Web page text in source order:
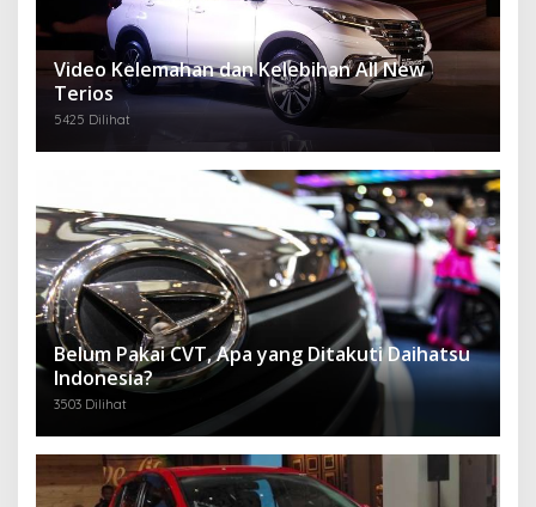
Video Kelemahan dan Kelebihan All New
Terios
5425 Dilihat
Belum Pakai CVT, Apa yang Ditakuti Daihatsu
Indonesia?
3503 Dilihat